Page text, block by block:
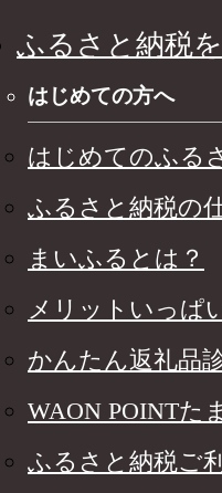
ふるさと納税
はじめての方へ
はじめてのふる
ふるさと納税の
まいふるとは？
メリットいっぱ
かんたん返礼品
WAON POINTた
ふるさと納税ご